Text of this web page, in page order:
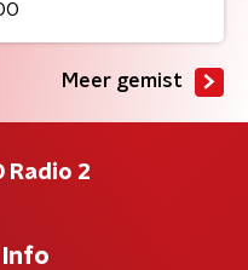
Meer gemist
Radio 2
Info